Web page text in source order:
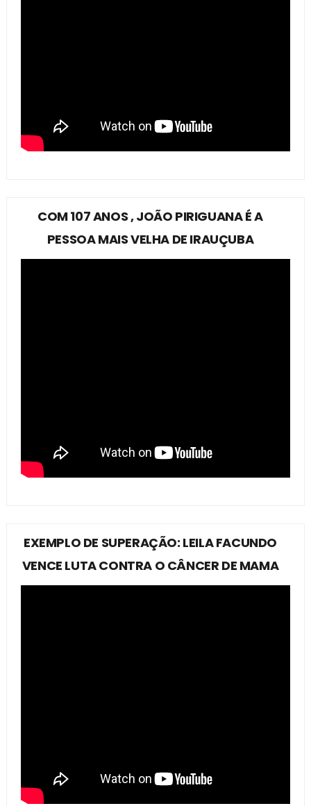
COM 107 ANOS , JOÃO PIRIGUANA É A
PESSOA MAIS VELHA DE IRAUÇUBA
EXEMPLO DE SUPERAÇÃO: LEILA FACUNDO
VENCE LUTA CONTRA O CÂNCER DE MAMA